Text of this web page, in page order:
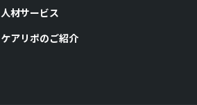
人材サービス
ケアリポのご紹介